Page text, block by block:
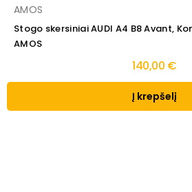
AMOS
Stogo skersiniai AUDI A4 B8 Avant,
AMOS
140,00 €
Į krepšelį